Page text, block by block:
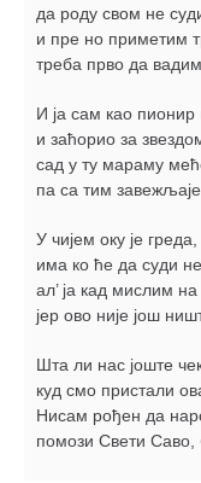
да роду свом не
и пре но приметим
треба прво да вадим
И ја сам као
и заћорио за
сад у ту мараму
па са тим
У чијем оку је
има ко ће да суди
ал’ ја кад мислим
јер ово није још
Шта ли нас јоште
куд смо пристали
Нисам рођен да
помози Свети Саво,